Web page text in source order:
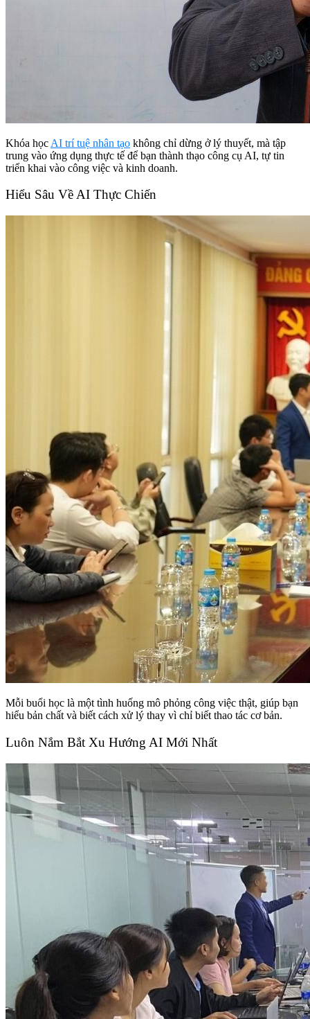
Khóa học AI trí tuệ nhân tạo không chỉ dừng ở lý thuyết, mà tập
trung vào ứng dụng thực tế để bạn thành thạo công cụ AI, tự tin
triển khai vào công việc và kinh doanh.
Hiểu Sâu Về AI Thực Chiến
Mỗi buổi học là một tình huống mô phỏng công việc thật, giúp bạn
hiểu bản chất và biết cách xử lý thay vì chỉ biết thao tác cơ bản.
Luôn Nắm Bắt Xu Hướng AI Mới Nhất